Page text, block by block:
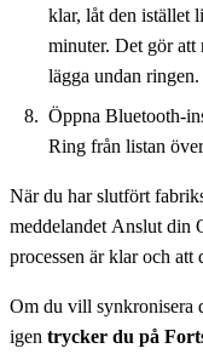
klar, låt den istället
minuter. Det gör att
lägga undan ringen.
Öppna Bluetooth-
Ring från listan
När du har slutfört
meddelandet Anslut din
processen är klar och att
Om du vill synkronisera
igen trycker du på